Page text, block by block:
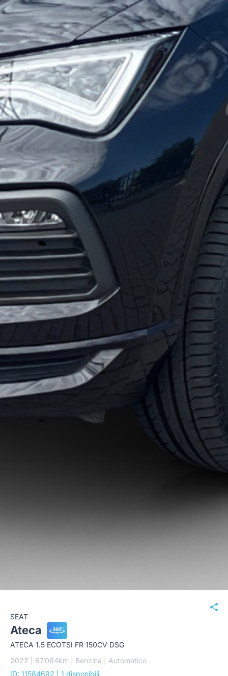
SEAT
Ateca
ATECA 1.5 ECOTSI FR 150CV DSG
2022 | 67.064km | Benzina | Automatico
ID: 11584692
| 1 disponibili